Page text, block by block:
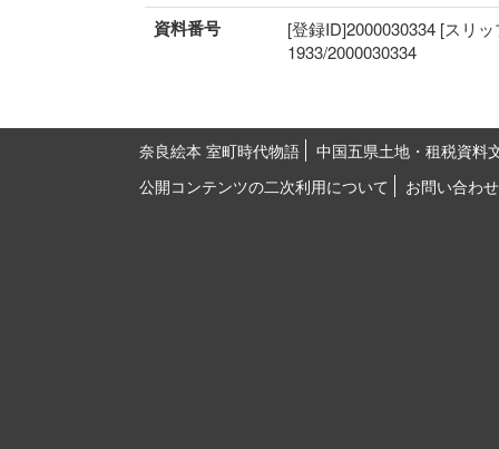
資料番号
[登録ID]2000030334 [スリ
1933/2000030334
奈良絵本 室町時代物語
中国五県土地・租税資料
公開コンテンツの二次利用について
お問い合わせ